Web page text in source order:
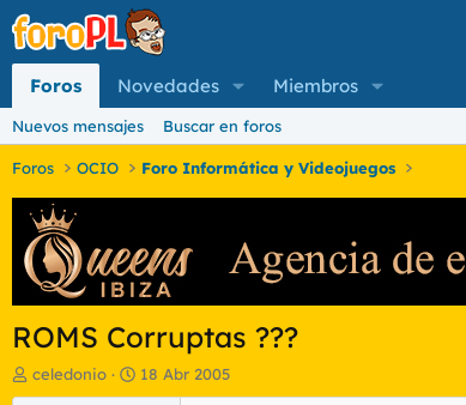
Foros Novedades Miembros
Nuevos mensajes Buscar en foros
Foros OCIO Foro Informática y Videojuegos
ROMS Corruptas ???
I
n
celedonio
F
e
18 Abr 2005